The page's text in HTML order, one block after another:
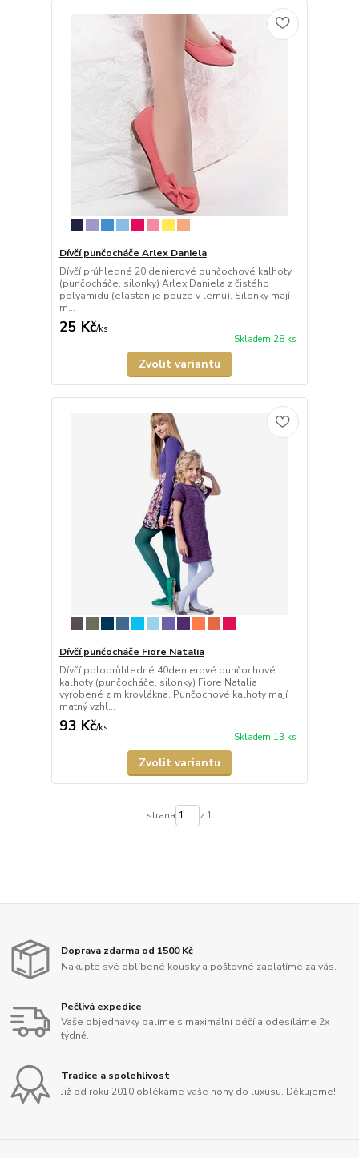
Dívčí punčocháče Arlex Daniela
Dívčí průhledné 20 denierové punčochové kalhoty
(punčocháče, silonky) Arlex Daniela z čistého
polyamidu (elastan je pouze v lemu). Silonky mají
m...
25 Kč/ks
Skladem 28 ks
Zvolit variantu
Dívčí punčocháče Fiore Natalia
Dívčí poloprůhledné 40denierové punčochové
kalhoty (punčocháče, silonky) Fiore Natalia
vyrobené z mikrovlákna. Punčochové kalhoty mají
matný vzhl...
93 Kč/ks
Skladem 13 ks
Zvolit variantu
strana z 1
Doprava zdarma od 1500 Kč
Nakupte své oblíbené kousky a poštovné zaplatíme za vás.
Pečlivá expedice
Vaše objednávky balíme s maximální péčí a odesíláme 2x
týdně.
Tradice a spolehlivost
Již od roku 2010 oblékáme vaše nohy do luxusu. Děkujeme!